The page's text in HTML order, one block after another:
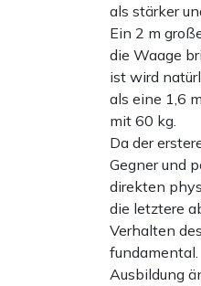
als stärker
Ein 2 m
die Waage
ist wird
als eine 1,6
mit 60 kg.
Da der
Gegner und
direkten
die letztere
Verhalten
fundamental.
Ausbildung